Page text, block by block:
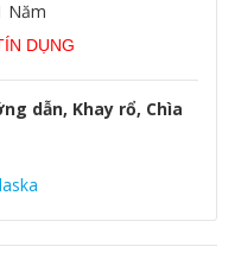
Năm
DỤNG
dẫn, Khay rổ, Chìa